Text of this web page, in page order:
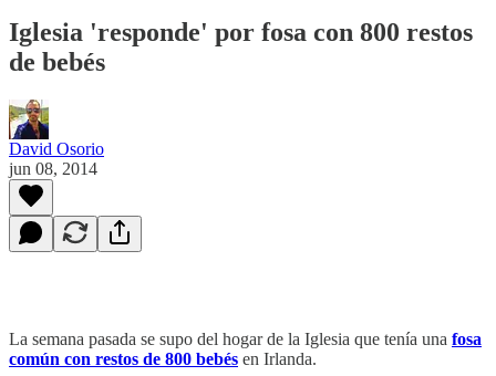
Iglesia 'responde' por fosa con 800 restos
de bebés
David Osorio
jun 08, 2014
La semana pasada se supo del hogar de la Iglesia que tenía una fosa
común con restos de 800 bebés en Irlanda.